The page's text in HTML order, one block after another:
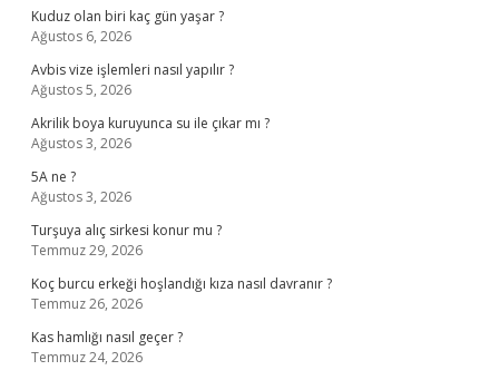
Kuduz olan biri kaç gün yaşar ?
Ağustos 6, 2026
Avbis vize işlemleri nasıl yapılır ?
Ağustos 5, 2026
Akrilik boya kuruyunca su ile çıkar mı ?
Ağustos 3, 2026
5A ne ?
Ağustos 3, 2026
Turşuya alıç sirkesi konur mu ?
Temmuz 29, 2026
Koç burcu erkeği hoşlandığı kıza nasıl davranır ?
Temmuz 26, 2026
Kas hamlığı nasıl geçer ?
Temmuz 24, 2026